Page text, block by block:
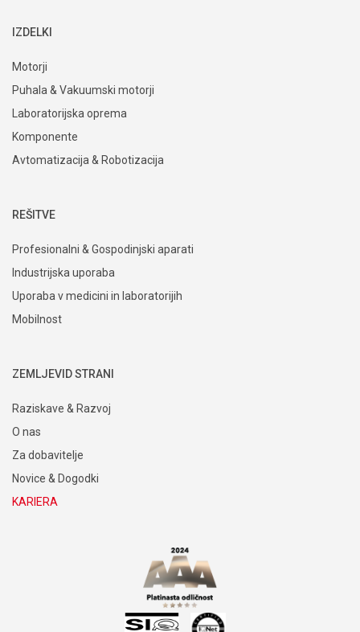
IZDELKI
Motorji
Puhala & Vakuumski motorji
Laboratorijska oprema
Komponente
Avtomatizacija & Robotizacija
REŠITVE
Profesionalni & Gospodinjski aparati
Industrijska uporaba
Uporaba v medicini in laboratorijih
Mobilnost
ZEMLJEVID STRANI
Raziskave & Razvoj
O nas
Za dobavitelje
Novice & Dogodki
KARIERA